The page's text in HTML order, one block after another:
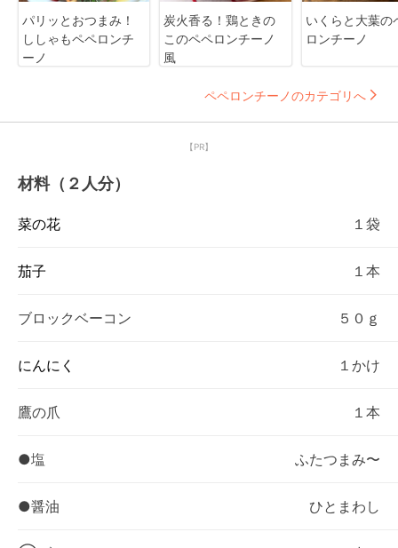
パリッとおつまみ！
ししゃもペペロンチ
ーノ
炭火香る！鶏ときの
このペペロンチーノ
風
いくらと大葉の
ロンチーノ
ペペロンチーノのカテゴリへ
【PR】
材料（２人分）
菜の花 １袋
茄子 １本
ブロックベーコン ５０ｇ
にんにく １かけ
鷹の爪 １本
●塩 ふたつまみ〜
●醤油 ひとまわし